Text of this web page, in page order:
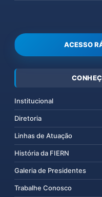
ACESSO
Institucional
Diretoria
Linhas de Atuação
História da FIERN
Galeria de Presidentes
Trabalhe Conosco